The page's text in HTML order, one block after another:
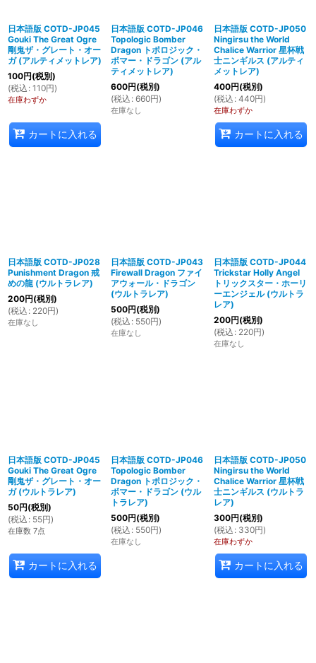
日本語版 COTD-JP045
Gouki The Great Ogre
剛鬼ザ・グレート・オー
ガ (アルティメットレア)
100円(税別)
(税込 : 110円)
在庫わずか
カートに入れる
日本語版 COTD-JP046
Topologic Bomber
Dragon トポロジック・
ボマー・ドラゴン (アル
ティメットレア)
600円(税別)
(税込 : 660円)
在庫なし
日本語版 COTD-JP050
Ningirsu the World
Chalice Warrior 星杯戦
士ニンギルス (アルティ
メットレア)
400円(税別)
(税込 : 440円)
在庫わずか
カートに入れる
日本語版 COTD-JP028
Punishment Dragon 戒
めの龍 (ウルトラレア)
200円(税別)
(税込 : 220円)
在庫なし
日本語版 COTD-JP043
Firewall Dragon ファイ
アウォール・ドラゴン
(ウルトラレア)
500円(税別)
(税込 : 550円)
在庫なし
日本語版 COTD-JP044
Trickstar Holly Angel
トリックスター・ホーリ
ーエンジェル (ウルトラ
レア)
200円(税別)
(税込 : 220円)
在庫なし
日本語版 COTD-JP045
Gouki The Great Ogre
剛鬼ザ・グレート・オー
ガ (ウルトラレア)
50円(税別)
(税込 : 55円)
在庫数 7点
カートに入れる
日本語版 COTD-JP046
Topologic Bomber
Dragon トポロジック・
ボマー・ドラゴン (ウル
トラレア)
500円(税別)
(税込 : 550円)
在庫なし
日本語版 COTD-JP050
Ningirsu the World
Chalice Warrior 星杯戦
士ニンギルス (ウルトラ
レア)
300円(税別)
(税込 : 330円)
在庫わずか
カートに入れる